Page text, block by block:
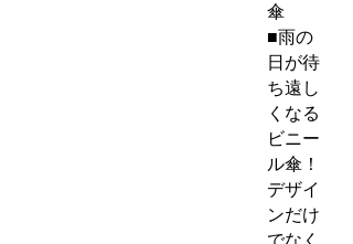
傘
■雨の
日が待
ち遠し
くなる
ビニー
ル傘！
デザイ
ンだけ
でなく